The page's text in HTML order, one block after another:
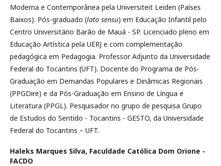
Moderna e Contemporânea pela Universiteit Leiden (Países
Baixos). Pós-graduado (lato sensu) em Educação Infantil pelo
Centro Universitário Barão de Mauá - SP. Licenciado pleno em
Educação Artística pela UERJ e com complementação
pedagógica em Pedagogia. Professor Adjunto da Universidade
Federal do Tocantins (UFT). Docente do Programa de Pós-
Graduação em Demandas Populares e Dinâmicas Regionais
(PPGDire) e da Pós-Graduação em Ensino de Língua e
Literatura (PPGL). Pesquisador no grupo de pesquisa Grupo
de Estudos do Sentido - Tocantins - GESTO, da Universidade
Federal do Tocantins – UFT.
Haleks Marques Silva, Faculdade Católica Dom Orione -
FACDO